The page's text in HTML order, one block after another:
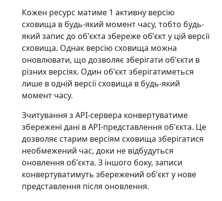
Кожен ресурс матиме 1 активну версію
сховища в будь-який момент часу, тобто будь-
який запис до обʼєкта збереже обʼєкт у цій версії
сховища. Однак версію сховища можна
оновлювати, що дозволяє зберігати обʼєкти в
різних версіях. Один обʼєкт зберігатиметься
лише в одній версії сховища в будь-який
момент часу.
Зчитування з API-сервера конвертуватиме
збережені дані в API-представлення обʼєкта. Це
дозволяє старим версіям сховища зберігатися
необмежений час, доки не відбудуться
оновлення обʼєкта. З іншого боку, записи
конвертуватимуть збережений обʼєкт у нове
представлення після оновлення.